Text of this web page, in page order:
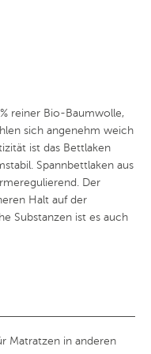
reiner Bio-Baumwolle,
sich angenehm weich
ist das Bettlaken
Spannbettlaken aus
Der
Halt auf der
Substanzen ist es auch
Matratzen in anderen